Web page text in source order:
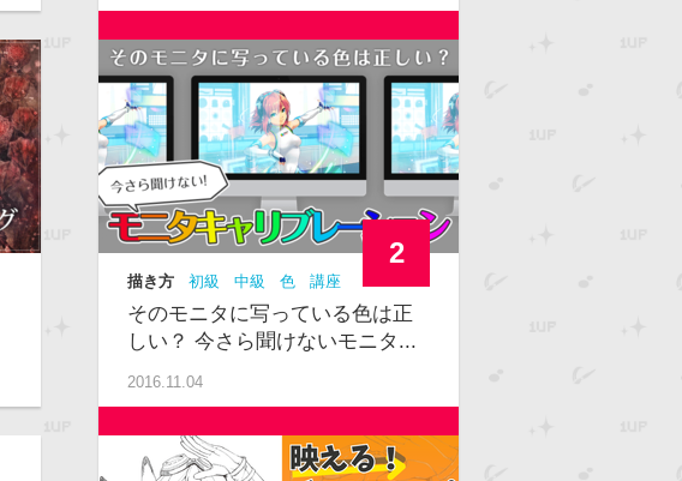
描き方 初級 中級 色 講座
そのモニタに写っている色は正
しい？ 今さら聞けないモニタ...
2016.11.04
2